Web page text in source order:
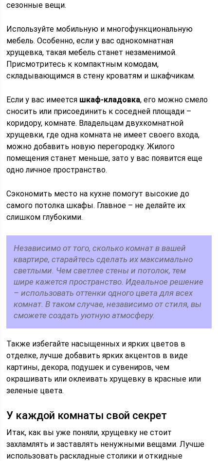
сезонные вещи.
Используйте мобильную и многофункциональную
мебель. Особенно, если у вас однокомнатная
хрущевка, такая мебель станет незаменимой.
Присмотритесь к компактным комодам,
складывающимся в стену кроватям и шкафчикам.
Если у вас имеется шкаф-кладовка, его можно смело
сносить или присоединить к соседней площади –
коридору, комнате. Владельцам двухкомнатной
хрущевки, где одна комната не имеет своего входа,
можно добавить новую перегородку. Жилого
помещения станет меньше, зато у вас появится еще
одно личное пространство.
Сэкономить место на кухне помогут высокие до
самого потолка шкафы. Главное – не делайте их
слишком глубокими.
Независимо от того, сколько комнат в вашей
квартире, старайтесь сделать их максимально
светлыми. Чем светлее стены и потолок, тем
шире кажется пространство. Идеальное решение
– использовать оттенки одного цвета для всех
комнат. В таком случае, независимо от стиля, вы
сможете создать уютную атмосферу.
Также избегайте насыщенных и ярких цветов в
отделке, лучше добавить ярких акцентов в виде
картины, декора, подушек и сувениров, чем
окрашивать или оклеивать хрущевку в красные или
зеленые цвета.
У каждой комнаты свой секрет
Итак, как вы уже поняли, хрущевку не стоит
захламлять и заставлять ненужными вещами. Лучше
использовать раскладные столики и откидные